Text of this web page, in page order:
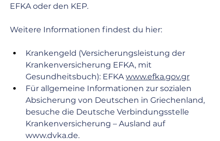
EFKA oder den KEP.
Weitere Informationen findest du hier:
Krankengeld (Versicherungsleistung der
Krankenversicherung EFKA, mit
Gesundheitsbuch): EFKA www.efka.gov.gr
Für allgemeine Informationen zur sozialen
Absicherung von Deutschen in Griechenland,
besuche die Deutsche Verbindungsstelle
Krankenversicherung – Ausland auf
www.dvka.de.